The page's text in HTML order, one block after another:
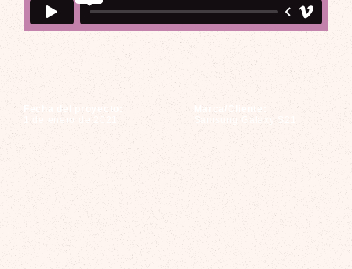
Cuña Samsung Galaxy S21
Fecha del proyecto:
1 de enero de 2021
Marca/Cliente:
Samsung Galaxy S21